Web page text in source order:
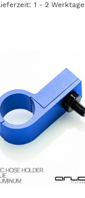
1 - 2 Werktage